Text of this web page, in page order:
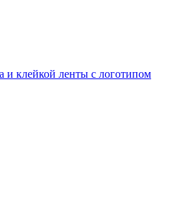
и клейкой ленты с логотипом